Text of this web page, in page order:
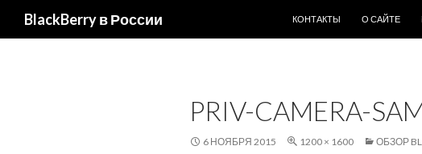
BlackBerry в России
КОНТАКТЫ
О САЙТЕ
PRIV-CAMERA-
6 НОЯБРЯ 2015 1200 × 1600 ОБЗОР